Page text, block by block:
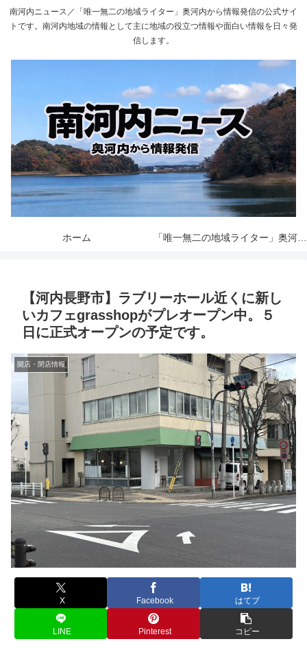
南河内ニュース／「唯一無二の地域ライター」奥河内から情報発信の公式サイ
トです。南河内地域の情報として主に地域の役立つ情報や面白い情報を日々発
信します。
ホーム
【河内長野市】ラブリーホール近くに新し
いカフェgrasshopがプレオープン中。５
日に正式オープンの予定です。
開店・閉店情報
X Facebook はてブ
LINE Pinterest コピー